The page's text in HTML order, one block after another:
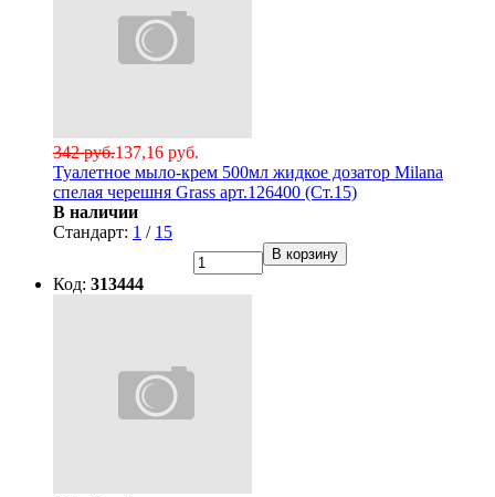
137,16 руб.
342 руб.
Туалетное мыло-крем 500мл жидкое дозатор Milana
спелая черешня Grass арт.126400 (Ст.15)
В наличии
Стандарт: 1 / 15
В корзину
Код: 313444